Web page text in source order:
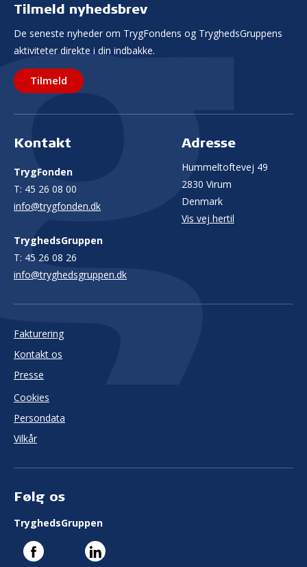
Tilmeld nyhedsbrev
De seneste nyheder om TrygFondens og TryghedsGruppens
aktiviteter direkte i din indbakke.
Tilmeld
Kontakt
TrygFonden
T: 45 26 08 00
info@trygfonden.dk
TryghedsGruppen
T: 45 26 08 26
info@tryghedsgruppen.dk
Adresse
Hummeltoftevej 49
2830 Virum
Denmark
Vis vej hertil
Fakturering
Kontakt os
Presse
Cookies
Persondata
Vilkår
Følg os
TryghedsGruppen